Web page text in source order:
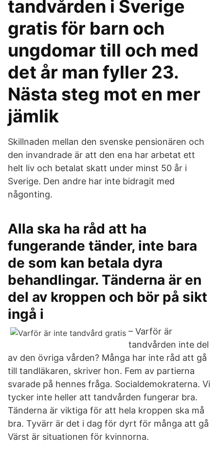
tandvården i Sverige
gratis för barn och
ungdomar till och med
det år man fyller 23.
Nästa steg mot en mer
jämlik
Skillnaden mellan den svenske pensionären och
den invandrade är att den ena har arbetat ett
helt liv och betalat skatt under minst 50 år i
Sverige. Den andre har inte bidragit med
någonting.
Alla ska ha råd att ha
fungerande tänder, inte bara
de som kan betala dyra
behandlingar. Tänderna är en
del av kroppen och bör på sikt
ingå i
– Varför är
tandvården inte del
av den övriga vården? Många har inte råd att gå
till tandläkaren, skriver hon. Fem av partierna
svarade på hennes fråga. Socialdemokraterna. Vi
tycker inte heller att tandvården fungerar bra.
Tänderna är viktiga för att hela kroppen ska må
bra. Tyvärr är det i dag för dyrt för många att gå
Värst är situationen för kvinnorna.